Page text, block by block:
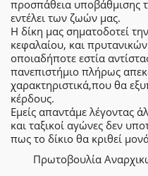
προσπάθεια υποβάθμισης
εντέλει των ζωών μας.
Η δίκη μας σηματοδοτεί
κεφαλαίου, και
οποιαδήποτε εστία
πανεπιστήμιο πλήρως
χαρακτηριστικά,που θα
κέρδους.
Εμείς απαντάμε λέγοντας
και ταξικοί αγώνες δεν
πως το δίκιο θα κριθεί
Πρωτοβουλία